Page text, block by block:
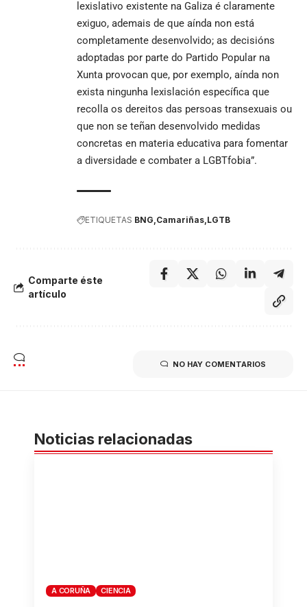
lexislativo existente na Galiza é claramente
exiguo, ademais de que aínda non está
completamente desenvolvido; as decisións
adoptadas por parte do Partido Popular na
Xunta provocan que, por exemplo, aínda non
exista ningunha lexislación específica que
recolla os dereitos das persoas transexuais ou
que non se teñan desenvolvido medidas
concretas en materia educativa para fomentar
a diversidade e combater a LGBTfobia”.
ETIQUETAS BNG Camariñas LGTB
Comparte éste
artículo
NO HAY COMENTARIOS
Noticias relacionadas
A CORUÑA CIENCIA